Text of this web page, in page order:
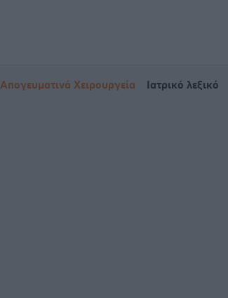
Απογευματινά Χειρουργεία Ιατρικό λεξικό